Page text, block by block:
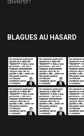
BLAGUES AU HASARD